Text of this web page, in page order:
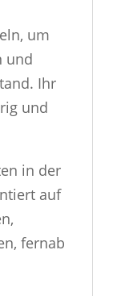
um
und
Ihr
und
in der
auf
fernab